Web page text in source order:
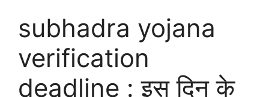
subhadra yojana
verification
deadline : इस दिन के